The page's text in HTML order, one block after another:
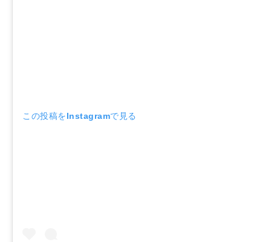
この投稿をInstagramで見る